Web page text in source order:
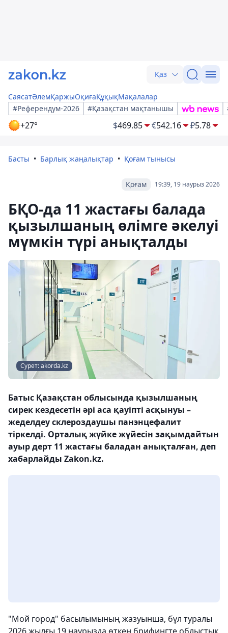
Қаз
СаясатӘлемҚаржыОқиғаҚұқықМақалалар
#Референдум-2026
#Қазақстан мақтанышы
+27° $469.85 €542.16 ₽5.78
Басты Барлық жаңалықтар Қоғам тынысы
19:39, 19 наурыз 2026
Қоғам
БҚО-да 11 жастағы балада
қызылшаның өлімге әкелуі
мүмкін түрі анықталды
Сурет: akorda.kz
Батыс Қазақстан облысында қызылшаның
сирек кездесетін әрі аса қауіпті асқынуы –
жеделдеу склероздаушы панэнцефалит
тіркелді. Орталық жүйке жүйесін зақымдайтын
ауыр дерт 11 жастағы баладан анықталған, деп
хабарлайды Zakon.kz.
"Мой город" басылымының жазуынша, бұл туралы